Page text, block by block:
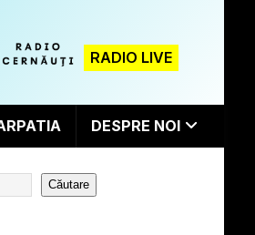
RADIO LIVE
DESPRE NOI
Căutare